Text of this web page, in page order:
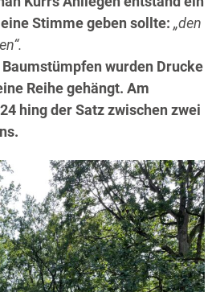
Stimme geben sollte: „den
wurden Drucke
Reihe gehängt. Am
hing der Satz zwischen zwei